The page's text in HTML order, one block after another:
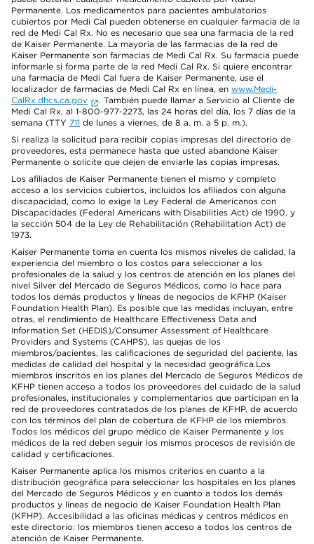
Permanente. Los medicamentos para pacientes ambulatorios
cubiertos por Medi Cal pueden obtenerse en cualquier farmacia de la
red de Medi Cal Rx. No es necesario que sea una farmacia de la red
de Kaiser Permanente. La mayoría de las farmacias de la red de
Kaiser Permanente son farmacias de Medi Cal Rx. Su farmacia puede
informarle si forma parte de la red Medi Cal Rx. Si quiere encontrar
una farmacia de Medi Cal fuera de Kaiser Permanente, use el
localizador de farmacias de Medi Cal Rx en línea, en www.Medi-
CalRx.dhcs.ca.gov
. También puede llamar a Servicio al Cliente de
Medi Cal Rx, al 1-800-977-2273, las 24 horas del día, los 7 días de la
semana (TTY 711 de lunes a viernes, de 8 a. m. a 5 p. m.).
Si realiza la solicitud para recibir copias impresas del directorio de
proveedores, esta permanece hasta que usted abandone Kaiser
Permanente o solicite que dejen de enviarle las copias impresas.
Los afiliados de Kaiser Permanente tienen el mismo y completo
acceso a los servicios cubiertos, incluidos los afiliados con alguna
discapacidad, como lo exige la Ley Federal de Americanos con
Discapacidades (Federal Americans with Disabilities Act) de 1990, y
la sección 504 de la Ley de Rehabilitación (Rehabilitation Act) de
1973.
Kaiser Permanente toma en cuenta los mismos niveles de calidad, la
experiencia del miembro o los costos para seleccionar a los
profesionales de la salud y los centros de atención en los planes del
nivel Silver del Mercado de Seguros Médicos, como lo hace para
todos los demás productos y líneas de negocios de KFHP (Kaiser
Foundation Health Plan). Es posible que las medidas incluyan, entre
otras, el rendimiento de Healthcare Effectiveness Data and
Information Set (HEDIS)/Consumer Assessment of Healthcare
Providers and Systems (CAHPS), las quejas de los
miembros/pacientes, las calificaciones de seguridad del paciente, las
medidas de calidad del hospital y la necesidad geográfica.Los
miembros inscritos en los planes del Mercado de Seguros Médicos de
KFHP tienen acceso a todos los proveedores del cuidado de la salud
profesionales, institucionales y complementarios que participan en la
red de proveedores contratados de los planes de KFHP, de acuerdo
con los términos del plan de cobertura de KFHP de los miembros.
Todos los médicos del grupo médico de Kaiser Permanente y los
médicos de la red deben seguir los mismos procesos de revisión de
calidad y certificaciones.
Kaiser Permanente aplica los mismos criterios en cuanto a la
distribución geográfica para seleccionar los hospitales en los planes
del Mercado de Seguros Médicos y en cuanto a todos los demás
productos y líneas de negocio de Kaiser Foundation Health Plan
(KFHP). Accesibilidad a las oficinas médicas y centros médicos en
este directorio: los miembros tienen acceso a todos los centros de
atención de Kaiser Permanente.